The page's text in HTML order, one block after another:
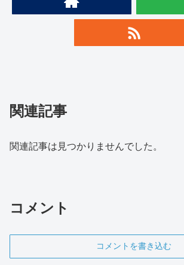
関連記事
関連記事は見つかりませんでした。
コメント
コメントを書き込む